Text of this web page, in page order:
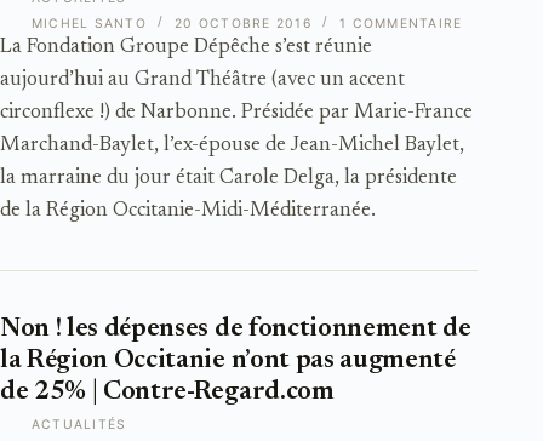
La Fondation Groupe Dépêche s’est réunie
aujourd’hui au Grand Théâtre (avec un accent
circonflexe !) de Narbonne. Présidée par Marie-France
Marchand-Baylet, l’ex-épouse de Jean-Michel Baylet,
la marraine du jour était Carole Delga, la présidente
de la Région Occitanie-Midi-Méditerranée.
MICHEL SANTO 20 OCTOBRE 2016 1 COMMENTAIRE
ACTUALITÉS
Non ! les dépenses de fonctionnement de
la Région Occitanie n’ont pas augmenté
de 25% | Contre-Regard.com